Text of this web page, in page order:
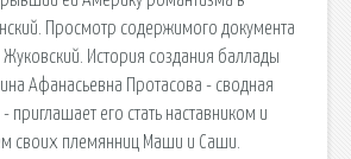
Просмотр содержимого документа
История создания баллады
Афанасьевна Протасова - сводная
приглашает его стать наставником и
своих племянниц Маши и Саши.